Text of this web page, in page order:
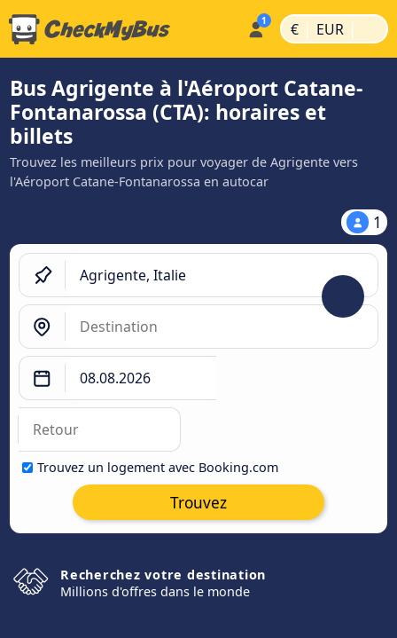
€ | EUR |
Bus Agrigente à l'Aéroport Catane-
Fontanarossa (CTA): horaires et
billets
Trouvez les meilleurs prix pour voyager de Agrigente vers
l'Aéroport Catane-Fontanarossa en autocar
1
Trouvez un logement avec Booking.com
Trouvez
Recherchez votre destination
Millions d'offres dans le monde